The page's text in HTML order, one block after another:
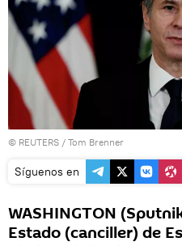
© REUTERS / Tom Brenner
Síguenos en
WASHINGTON
Estado (canciller) de